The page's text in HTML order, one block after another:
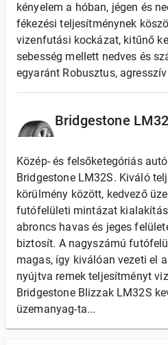
kényelem a hóban, jégen és
fékezési teljesítménynek
vizenfutási kockázat, kitűnő
sebesség mellett nedves és
egyaránt Robusztus,
Bridgestone
Közép- és felsőketegóriás
Bridgestone LM32S. Kiváló
körülmény között, kedvező
futófelületi mintázat
abroncs havas és jeges
biztosít. A nagyszámú
magas, így kiválóan vezeti el
nyújtva remek teljesítményt
Bridgestone Blizzak LM32S
üzemanyag-ta...